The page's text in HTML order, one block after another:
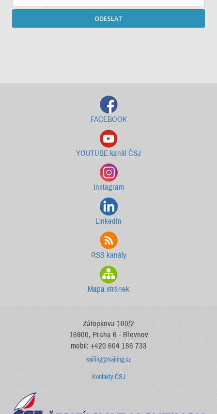
ODESLAT
FACEBOOK
YOUTUBE kanál ČSJ
Instagram
LinkedIn
RSS kanály
Mapa stránek
Zátopkova 100/2
16900, Praha 6 - Břevnov
mobil: +420 604 186 733
sailing@sailing.cz
Kontakty ČSJ